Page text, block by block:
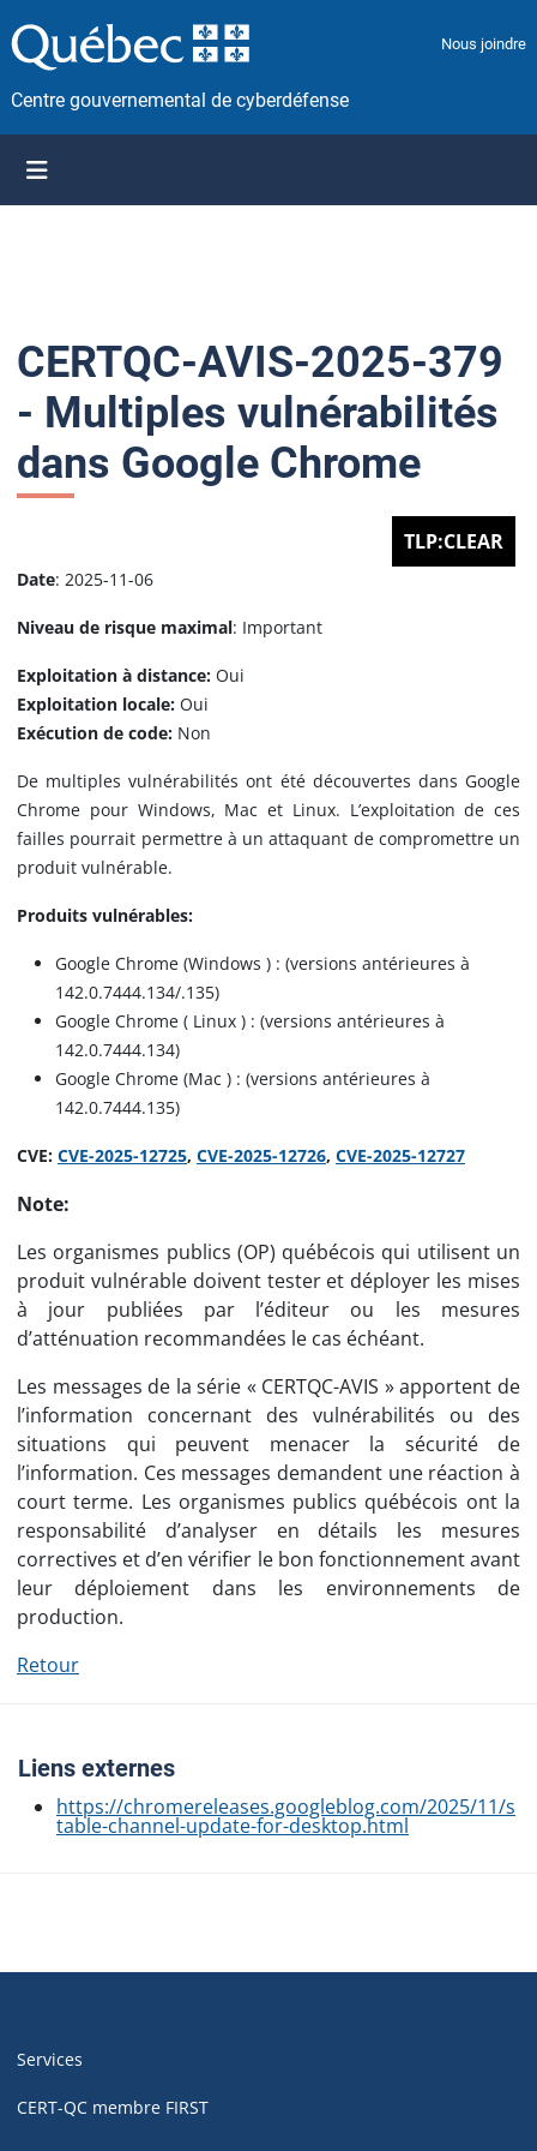
a
s
e
u
Nous joindre
Centre gouvernemental de cyberdéfense
CERTQC-AVIS-2025-379
- Multiples vulnérabilités
dans Google Chrome
TLP:CLEAR
Date: 2025-11-06
Niveau de risque maximal: Important
Exploitation à distance: Oui
Exploitation locale: Oui
Exécution de code: Non
De multiples vulnérabilités ont été découvertes dans Google
Chrome pour Windows, Mac et Linux. L’exploitation de ces
failles pourrait permettre à un attaquant de compromettre un
produit vulnérable.
Produits vulnérables:
Google Chrome (Windows ) : (versions antérieures à
142.0.7444.134/.135)
Google Chrome ( Linux ) : (versions antérieures à
142.0.7444.134)
Google Chrome (Mac ) : (versions antérieures à
142.0.7444.135)
CVE: CVE-2025-12725, CVE-2025-12726, CVE-2025-12727
Note:
Les organismes publics (OP) québécois qui utilisent un
produit vulnérable doivent tester et déployer les mises
à jour publiées par l’éditeur ou les mesures
d’atténuation recommandées le cas échéant.
Les messages de la série « CERTQC-AVIS » apportent de
l’information concernant des vulnérabilités ou des
situations qui peuvent menacer la sécurité de
l’information. Ces messages demandent une réaction à
court terme. Les organismes publics québécois ont la
responsabilité d’analyser en détails les mesures
correctives et d’en vérifier le bon fonctionnement avant
leur déploiement dans les environnements de
production.
Retour
Liens externes
https://chromereleases.googleblog.com/2025/11/s
table-channel-update-for-desktop.html
de
pied
de
Services
CERT-QC membre FIRST